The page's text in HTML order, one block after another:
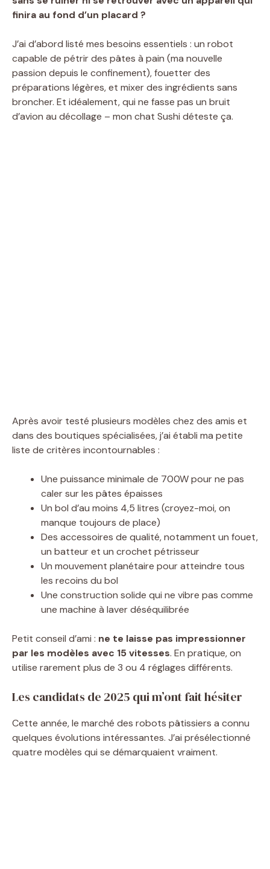
finira au fond d’un placard ?
J’ai d’abord listé mes besoins essentiels : un robot
capable de pétrir des pâtes à pain (ma nouvelle
passion depuis le confinement), fouetter des
préparations légères, et mixer des ingrédients sans
broncher. Et idéalement, qui ne fasse pas un bruit
d’avion au décollage – mon chat Sushi déteste ça.
Après avoir testé plusieurs modèles chez des amis et
dans des boutiques spécialisées, j’ai établi ma petite
liste de critères incontournables :
Une puissance minimale de 700W pour ne pas
caler sur les pâtes épaisses
Un bol d’au moins 4,5 litres (croyez-moi, on
manque toujours de place)
Des accessoires de qualité, notamment un fouet,
un batteur et un crochet pétrisseur
Un mouvement planétaire pour atteindre tous
les recoins du bol
Une construction solide qui ne vibre pas comme
une machine à laver déséquilibrée
Petit conseil d’ami : ne te laisse pas impressionner
par les modèles avec 15 vitesses. En pratique, on
utilise rarement plus de 3 ou 4 réglages différents.
Les candidats de 2025 qui m’ont fait hésiter
Cette année, le marché des robots pâtissiers a connu
quelques évolutions intéressantes. J’ai présélectionné
quatre modèles qui se démarquaient vraiment.